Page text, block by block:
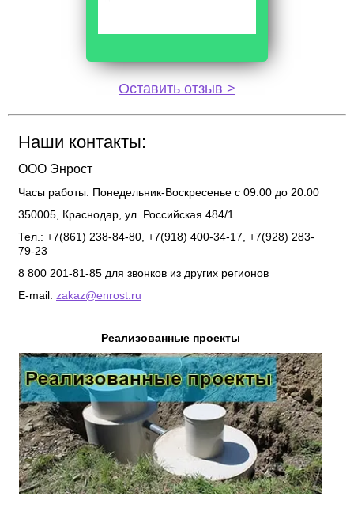
Оставить отзыв >
Наши контакты:
ООО Энрост
Часы работы: Понедельник-Воскресенье с 09:00 до 20:00
350005 Краснодар ул. Российская 484/1
Тел.: +7(861) 238-84-80, +7(918) 400-34-17, +7(928) 283-
79-23
8 800 201-81-85 для звонков из других регионов
E-mail: zakaz@enrost.ru
Реализованные проекты